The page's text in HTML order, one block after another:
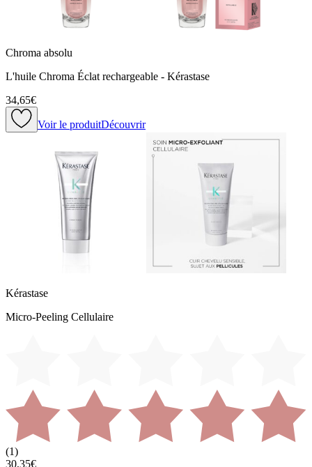
Chroma absolu
L'huile Chroma Éclat rechargeable - Kérastase
34,65€
Voir le produitDécouvrir
Kérastase
Micro-Peeling Cellulaire
(1)
30,35€